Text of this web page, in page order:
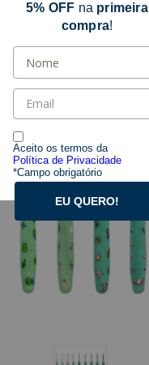
5% OFF na primeira
compra!
Aceito os termos da
Política de Privacidade
*Campo obrigatório
EU QUERO!